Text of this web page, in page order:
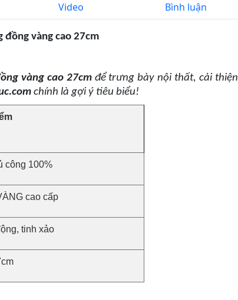
Video Bình luận
đồng vàng cao 27cm
vàng cao 27cmđể trưng bày nội thất, cải thiện
chính là gợi ý tiêu biểu!
công 100%
cao cấp
tinh xảo